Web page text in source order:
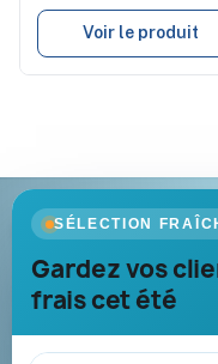
Voir le produit
SÉLECTION
Gardez vos
frais cet été
Goodies Pub
Objets publicitaires · par
Votre partenaire B2B
collectivités et